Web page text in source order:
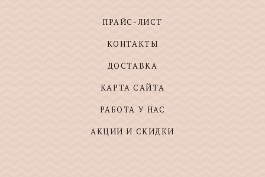
ПРАЙС-ЛИСТ
КОНТАКТЫ
ДОСТАВКА
КАРТА САЙТА
РАБОТА У НАС
АКЦИИ И СКИДКИ